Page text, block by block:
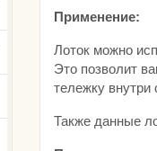
Применение:
Лоток можно
Это позволит
тележку
Также данные